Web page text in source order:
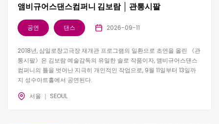
앰비규어스댄스컴퍼니 김보람 │ 관통시팔
공연 댄스 2026-09-11
2018년, 삼일로창고극장 재개관 프로그램의 일환으로 초연을 올린 《관
통시팔》은 김보람 예술감독의 유일한 솔로 작품이자, 앰비규어스댄스
컴퍼니의 틀을 벗어난 지극히 개인적인 작업으로, 9월 11일부터 13일까
지 성수아트홀에서 공연된다.
서울 ｜ SEOUL